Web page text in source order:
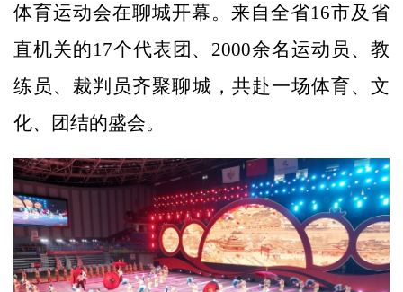
体育运动会在聊城开幕。来自全省16市及省
直机关的17个代表团、2000余名运动员、教
练员、裁判员齐聚聊城，共赴一场体育、文
化、团结的盛会。